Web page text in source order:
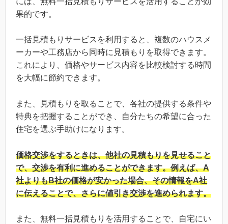
果的です。
一括見積もりサービスを利用すると、複数のハウスメ
ーカーや工務店から同時に見積もりを取得できます。
これにより、価格やサービス内容を比較検討する時間
を大幅に節約できます。
また、見積もりを取ることで、各社の提供する条件や
特典を把握することができ、自分たちの希望に合った
住宅を選ぶ手助けになります。
価格交渉をするときは、他社の見積もりを見せること
で、交渉を有利に進めることができます。例えば、A
社よりもB社の価格が安かった場合、その情報をA社
に伝えることで、さらに値引き交渉を進められます。
また、無料一括見積もりを活用することで、自宅にい